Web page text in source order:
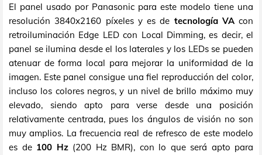
El panel usado por Panasonic para este modelo tiene una
resolución 3840x2160 píxeles y es de tecnología VAcon
retroiluminación Edge LED con Local Dimming, es decir, el
panel se ilumina desde el los laterales y los LEDs se pueden
atenuar de forma local para mejorar la uniformidad de la
imagen. Este panel consigue una fiel reproducción del color,
incluso los colores negros, y un nivel de brillo máximo muy
elevado, siendo apto para verse desde una posición
relativamente centrada, pues los ángulos de visión no son
muy amplios. La frecuencia real de refresco de este modelo
es de 100 Hz(200 Hz BMR), con lo que será apto para